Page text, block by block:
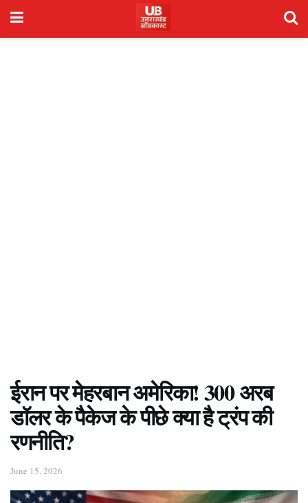
ईरान पर मेहरबान अमेरिका! 300 अरब
डॉलर के पैकेज के पीछे क्या है ट्रंप की
रणनीति?
June 15, 2026